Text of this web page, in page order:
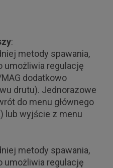
:
metody spawania,
umożliwia regulację
dodatkowo
drutu). Jednorazowe
do menu głównego
lub wyjście z menu
metody spawania,
umożliwia regulację